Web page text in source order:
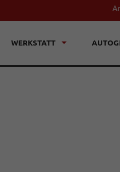
WERKSTATT